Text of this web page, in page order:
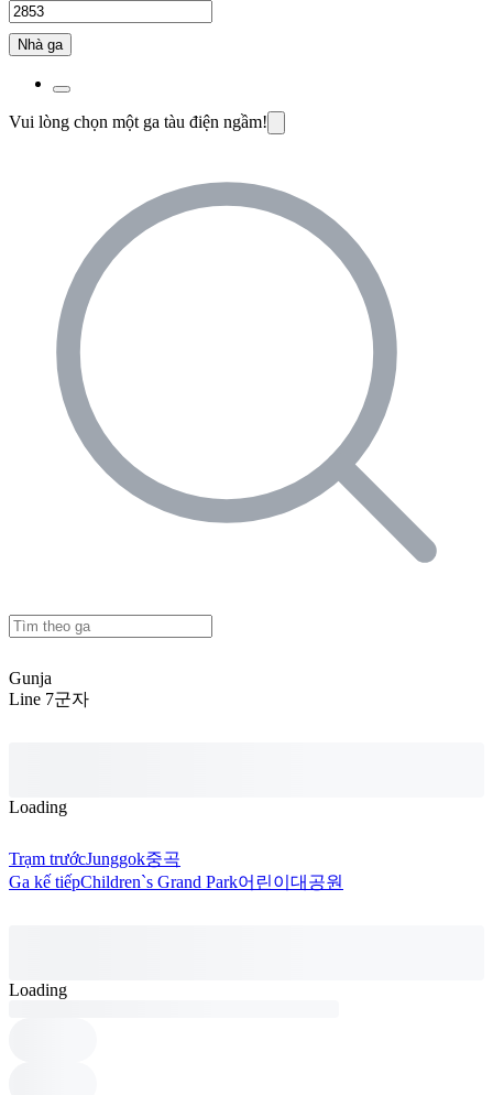
Nhà ga
Vui lòng chọn một ga tàu điện ngầm!
Gunja
Line 7군자
Loading
Trạm trướcJunggok중곡
Ga kế tiếpChildren`s Grand Park어린이대공원
Loading